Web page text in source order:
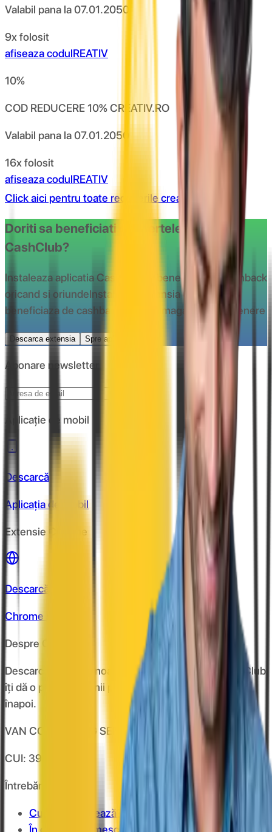
Valabil pana la07.01.2050
9x folosit
afiseaza codulREATIV
10%
COD REDUCERE 10% CREATIV.RO
Valabil pana la07.01.2050
16x folosit
afiseaza codulREATIV
Click aici pentru toate reducerile creativ
Doriti sa beneficiati de ofertele oferite de
CashClub?
Instaleaza aplicatia CashClub si beneciaza de cashback
oricand si oriundeInstaleaza extensia CashClub si
beneficiaza de cashback la toate magazinele partenere
Descarca extensia Spre aplicatie
Abonare newsletter
Aplicație de mobil
Descarcă
Aplicația de mobil
Extensie Chrome
Descarcă de pe
Chrome store
Despre CashClub
Descarcă extensia noastră pentru browser și CashClub
îți dă o parte din banii pe care îi cheltuiești online
înapoi.
VAN CONSULTING SERVICES S.R.L.
CUI: 39743787
Întrebări frecvente
Cum funcționează?
În cât timp primesc banii în cont?